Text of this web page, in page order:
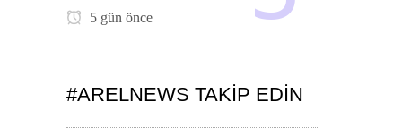
5 gün önce
#ARELNEWS TAKIP EDIN